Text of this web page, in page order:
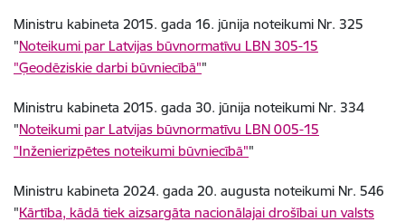
Ministru kabineta 2015. gada 16. jūnija noteikumi Nr. 325
"Noteikumi par Latvijas būvnormatīvu LBN 305-15
"Ģeodēziskie darbi būvniecībā""
Ministru kabineta 2015. gada 30. jūnija noteikumi Nr. 334
"Noteikumi par Latvijas būvnormatīvu LBN 005-15
"Inženierizpētes noteikumi būvniecībā""
Ministru kabineta 2024. gada 20. augusta noteikumi Nr. 546
"Kārtība, kādā tiek aizsargāta nacionālajai drošībai un valsts